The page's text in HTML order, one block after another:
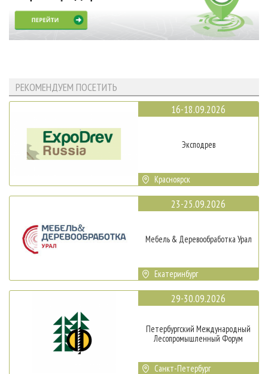
РЕКОМЕНДУЕМ ПОСЕТИТЬ
16-18.09.2026
Эксподрев
Красноярск
23-25.09.2026
Мебель & Деревообработка Урал
Екатеринбург
29-30.09.2026
Петербургский Международный
Лесопромышленный Форум
Санкт-Петербург